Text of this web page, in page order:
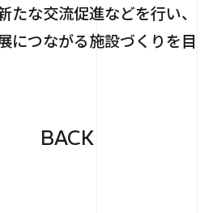
たな交流促進などを行い、
につながる施設づくりを目
BACK